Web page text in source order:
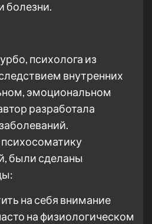
болезни.
психолога из
внутренних
эмоциональном
разработала
были сделаны
на себя внимание
на физиологическом